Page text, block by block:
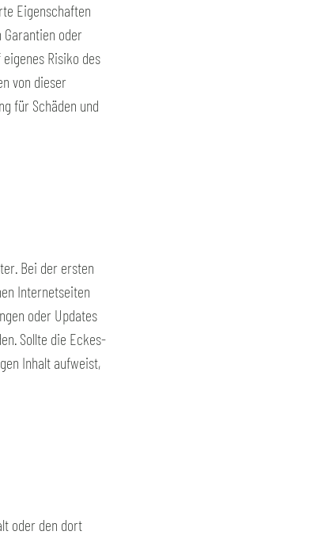
Eigenschaften
Garantien oder
Risiko des
von dieser
für Schäden und
Bei der ersten
Internetseiten
oder Updates
Sollte die Eckes-
Inhalt aufweist,
oder den dort